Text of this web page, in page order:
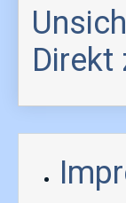
Direkt